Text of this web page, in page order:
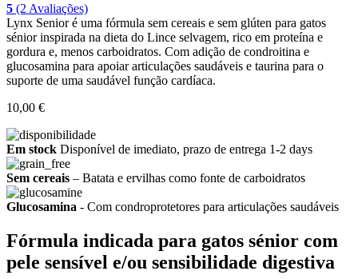
5 (2 Avaliações)
Lynx Senior é uma fórmula sem cereais e sem glúten para gatos
sénior inspirada na dieta do Lince selvagem, rico em proteína e
gordura e, menos carboidratos. Com adição de condroitina e
glucosamina para apoiar articulações saudáveis e taurina para o
suporte de uma saudável função cardíaca.
10,00 €
Em stock Disponível de imediato, prazo de entrega 1-2 days
Sem cereais – Batata e ervilhas como fonte de carboidratos
Glucosamina - Com condroprotetores para articulações saudáveis
Fórmula indicada para gatos sénior com
pele sensível e/ou sensibilidade digestiva